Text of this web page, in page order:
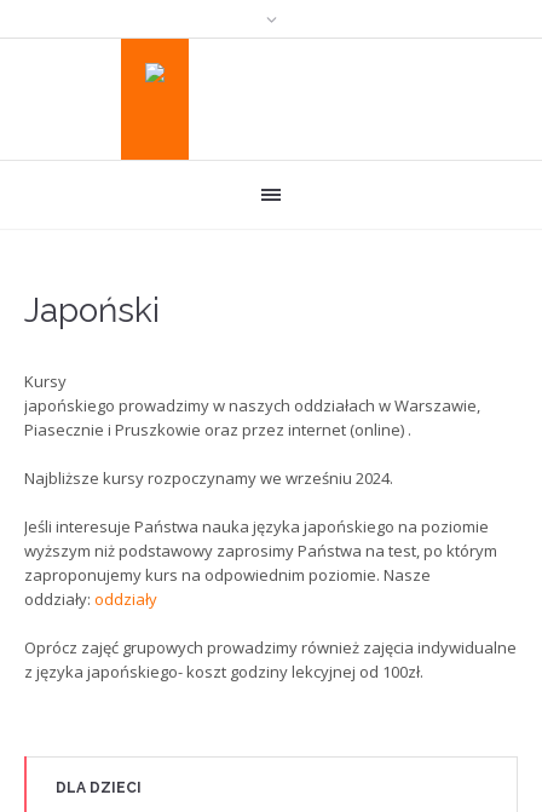
Japoński
Kursy
japońskiego prowadzimy w naszych oddziałach w Warszawie,
Piasecznie i Pruszkowie oraz przez internet (online) .
Najbliższe kursy rozpoczynamy we wrześniu 2024.
Jeśli interesuje Państwa nauka języka japońskiego na poziomie
wyższym niż podstawowy zaprosimy Państwa na test, po którym
zaproponujemy kurs na odpowiednim poziomie. Nasze
oddziały:oddziały
Oprócz zajęć grupowych prowadzimy również zajęcia indywidualne
z języka japońskiego- koszt godziny lekcyjnej od 100zł.
DLA DZIECI